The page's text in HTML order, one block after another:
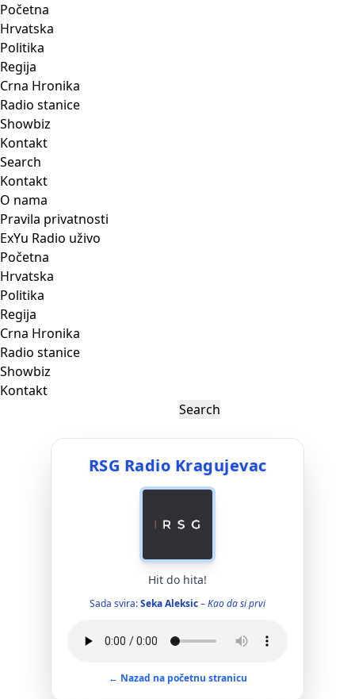
Početna
Hrvatska
Politika
Regija
Crna Hronika
Radio stanice
Showbiz
Kontakt
Search
Kontakt
O nama
Pravila privatnosti
ExYu Radio uživo
Početna
Hrvatska
Politika
Regija
Crna Hronika
Radio stanice
Showbiz
Kontakt
RSG Radio Kragujevac
Hit do hita!
Sada svira:Seka Aleksic–Kao da si prvi
← Nazad na početnu stranicu